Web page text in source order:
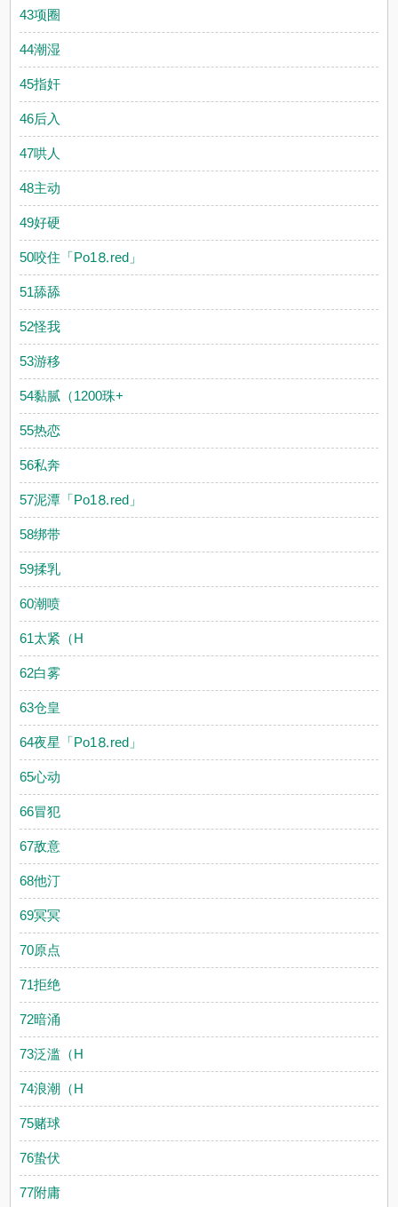
43项圈
44潮湿
45指奸
46后入
47哄人
48主动
49好硬
50咬住「Рo1⒏red」
51舔舔
52怪我
53游移
54黏腻（1200珠+
55热恋
56私奔
57泥潭「Рo1⒏red」
58绑带
59揉乳
60潮喷
61太紧（H
62白雾
63仓皇
64夜星「Рo1⒏red」
65心动
66冒犯
67敌意
68他汀
69冥冥
70原点
71拒绝
72暗涌
73泛滥（H
74浪潮（H
75赌球
76蛰伏
77附庸